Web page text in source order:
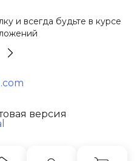
и всегда будьте в курсе
версия